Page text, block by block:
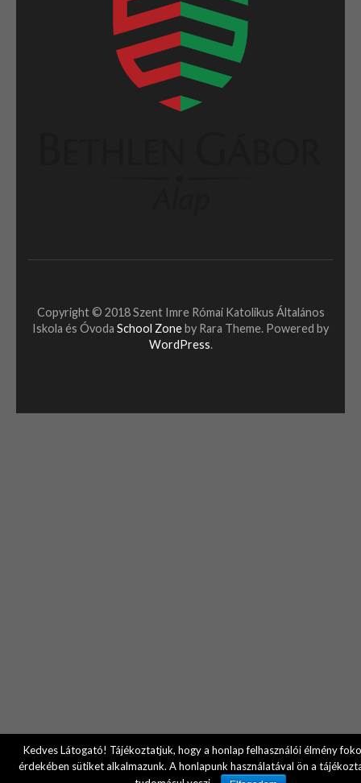
Copyright © 2018 Szent Imre Római Katolikus Általános
Iskola és Óvoda School Zoneby Rara Theme. Powered by
WordPress.
Kedves Látogató! Tájékoztatjuk, hogy a honlap felhasználói élmény
érdekében sütiket alkalmazunk. A honlapunk használatával ön a